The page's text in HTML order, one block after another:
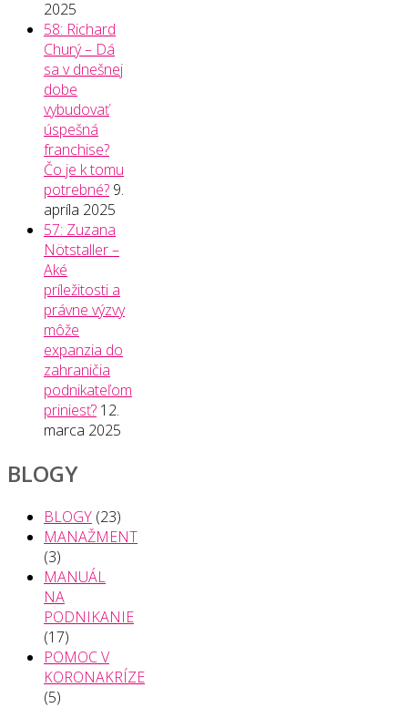
2025
58: Richard
Churý – Dá
sa v dnešnej
dobe
vybudovať
úspešná
franchise?
Čo je k tomu
potrebné? 9.
apríla 2025
57: Zuzana
Nötstaller –
Aké
príležitosti a
právne výzvy
môže
expanzia do
zahraničia
podnikateľom
priniesť? 12.
marca 2025
BLOGY
BLOGY (23)
MANAŽMENT
(3)
MANUÁL
NA
PODNIKANIE
(17)
POMOC V
KORONAKRÍZE
(5)